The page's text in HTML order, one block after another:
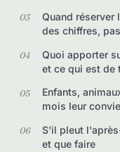
Quand réserver
des chiffres,
Quoi apporter
et ce qui est de
Enfants,
mois leur
S'il pleut
et que faire